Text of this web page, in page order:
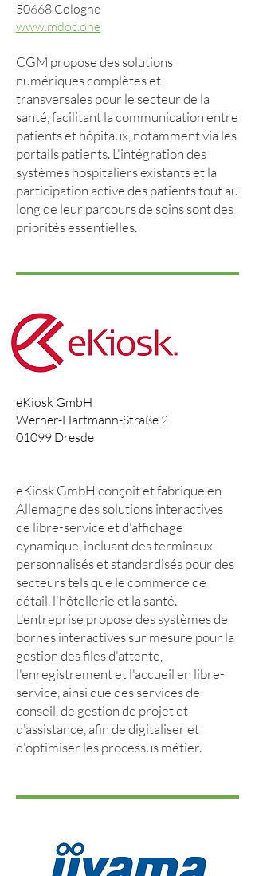
50668 Cologne
www.mdoc.one
CGM propose des solutions
numériques complètes et
transversales pour le secteur de la
santé, facilitant la communication entre
patients et hôpitaux, notamment via les
portails patients. L'intégration des
systèmes hospitaliers existants et la
participation active des patients tout au
long de leur parcours de soins sont des
priorités essentielles.
eKiosk GmbH
Werner-Hartmann-Straße 2
01099 Dresde
eKiosk GmbH conçoit et fabrique en
Allemagne des solutions interactives
de libre-service et d'affichage
dynamique, incluant des terminaux
personnalisés et standardisés pour des
secteurs tels que le commerce de
détail, l'hôtellerie et la santé.
L'entreprise propose des systèmes de
bornes interactives sur mesure pour la
gestion des files d'attente,
l'enregistrement et l'accueil en libre-
service, ainsi que des services de
conseil, de gestion de projet et
d'assistance, afin de digitaliser et
d'optimiser les processus métier.